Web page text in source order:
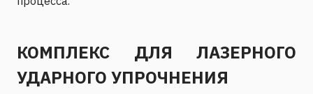
КОМПЛЕКС ДЛЯ ЛАЗЕРНОГО
УДАРНОГО УПРОЧНЕНИЯ